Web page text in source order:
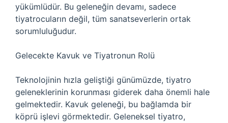
yükümlüdür. Bu geleneğin devamı, sadece
tiyatrocuların değil, tüm sanatseverlerin ortak
sorumluluğudur.
Gelecekte Kavuk ve Tiyatronun Rolü
Teknolojinin hızla geliştiği günümüzde, tiyatro
geleneklerinin korunması giderek daha önemli hale
gelmektedir. Kavuk geleneği, bu bağlamda bir
köprü işlevi görmektedir. Geleneksel tiyatro,